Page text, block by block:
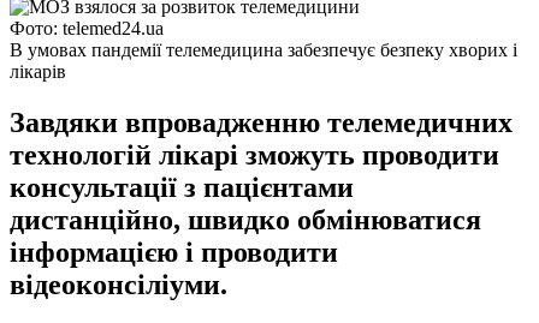
Фото: telemed24.ua
В умовах пандемії телемедицина забезпечує безпеку хворих і
лікарів
Завдяки впровадженню телемедичних
технологій лікарі зможуть проводити
консультації з пацієнтами
дистанційно, швидко обмінюватися
інформацією і проводити
відеоконсіліуми.